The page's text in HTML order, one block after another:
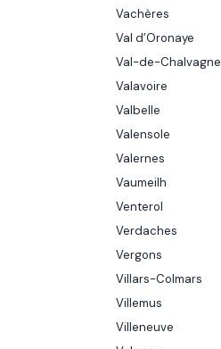
Vachères
Val d’Oronaye
Val-de-Chalvagne
Valavoire
Valbelle
Valensole
Valernes
Vaumeilh
Venterol
Verdaches
Vergons
Villars-Colmars
Villemus
Villeneuve